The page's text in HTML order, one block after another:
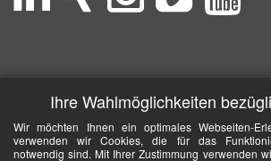
Ihre Wahlmöglichkeiten
Wir möchten Ihnen ein optimales Webseiten-
verwenden wir Cookies, die für das
notwendig sind. Mit Ihrer Zustimmung verwenden